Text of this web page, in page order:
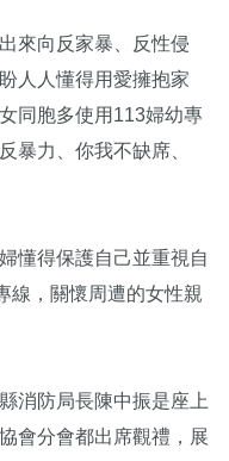
來向反家暴、反性侵
人人懂得用愛擁抱家
同胞多使用113婦幼專
暴力、你我不缺席、
懂得保護自己並重視自
線，關懷周遭的女性親
消防局長陳中振是座上
會分會都出席觀禮，展